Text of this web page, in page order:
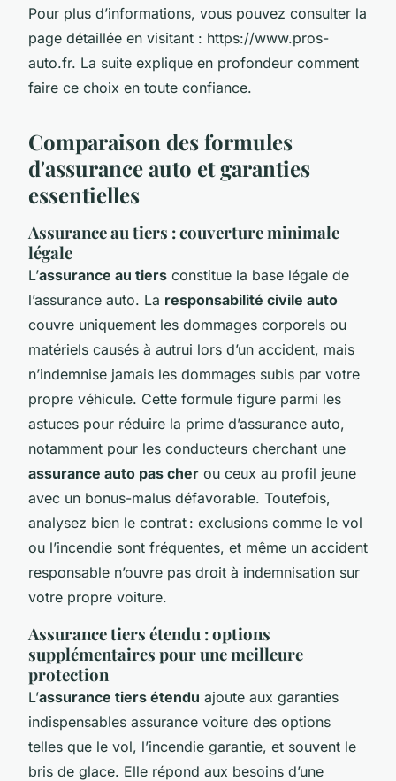
Pour plus d’informations, vous pouvez consulter la
page détaillée en visitant : https://www.pros-
auto.fr. La suite explique en profondeur comment
faire ce choix en toute confiance.
Comparaison des formules
d'assurance auto et garanties
essentielles
Assurance au tiers : couverture minimale
légale
L’assurance au tiers constitue la base légale de
l’assurance auto. La responsabilité civile auto
couvre uniquement les dommages corporels ou
matériels causés à autrui lors d’un accident, mais
n’indemnise jamais les dommages subis par votre
propre véhicule. Cette formule figure parmi les
astuces pour réduire la prime d’assurance auto,
notamment pour les conducteurs cherchant une
assurance auto pas cher ou ceux au profil jeune
avec un bonus-malus défavorable. Toutefois,
analysez bien le contrat : exclusions comme le vol
ou l’incendie sont fréquentes, et même un accident
responsable n’ouvre pas droit à indemnisation sur
votre propre voiture.
Assurance tiers étendu : options
supplémentaires pour une meilleure
protection
L’assurance tiers étendu ajoute aux garanties
indispensables assurance voiture des options
telles que le vol, l’incendie garantie, et souvent le
bris de glace. Elle répond aux besoins d’une